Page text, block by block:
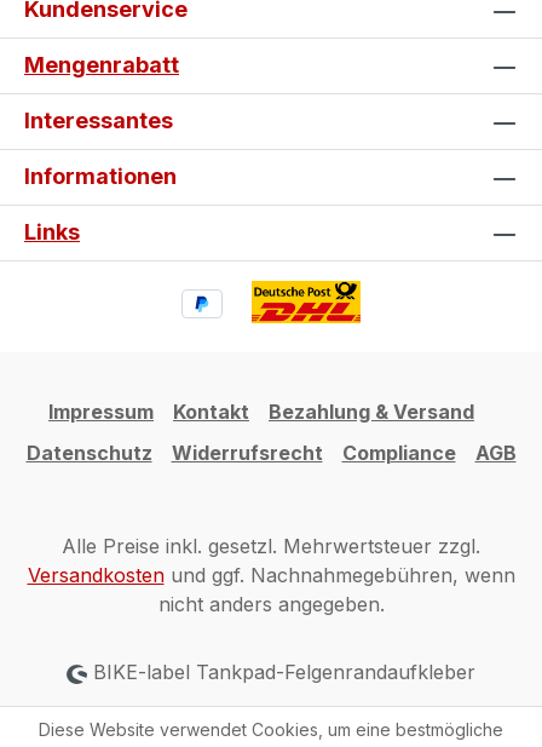
Kundenservice
Mengenrabatt
Interessantes
Informationen
Links
Impressum Kontakt
Bezahlung & Versand
Datenschutz
Widerrufsrecht Compliance AGB
Alle Preise inkl. gesetzl. Mehrwertsteuer zzgl.
Versandkostenund ggf. Nachnahmegebühren, wenn
nicht anders angegeben.
BIKE-label Tankpad-Felgenrandaufkleber
Diese Website verwendet Cookies, um eine bestmögliche